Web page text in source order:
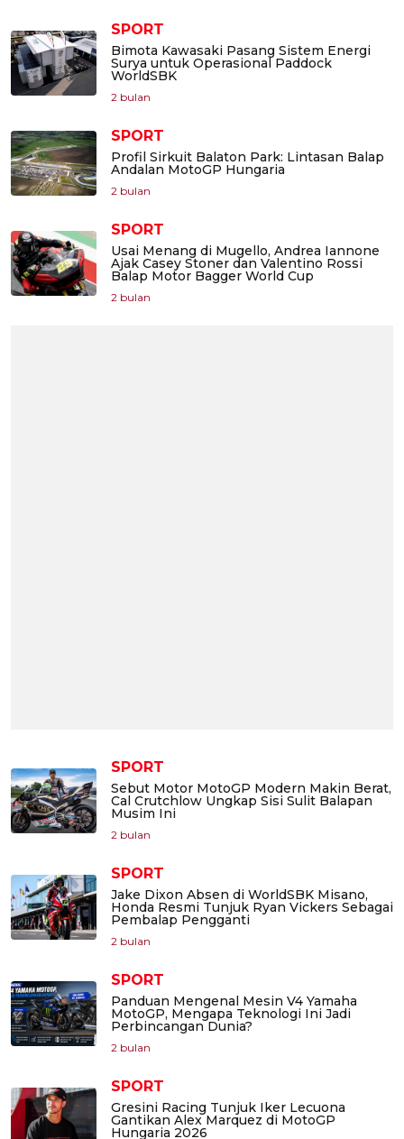
SPORT
Bimota Kawasaki Pasang Sistem Energi
Surya untuk Operasional Paddock
WorldSBK
2 bulan
SPORT
Profil Sirkuit Balaton Park: Lintasan Balap
Andalan MotoGP Hungaria
2 bulan
SPORT
Usai Menang di Mugello, Andrea Iannone
Ajak Casey Stoner dan Valentino Rossi
Balap Motor Bagger World Cup
2 bulan
SPORT
Sebut Motor MotoGP Modern Makin Berat,
Cal Crutchlow Ungkap Sisi Sulit Balapan
Musim Ini
2 bulan
SPORT
Jake Dixon Absen di WorldSBK Misano,
Honda Resmi Tunjuk Ryan Vickers Sebagai
Pembalap Pengganti
2 bulan
SPORT
Panduan Mengenal Mesin V4 Yamaha
MotoGP, Mengapa Teknologi Ini Jadi
Perbincangan Dunia?
2 bulan
SPORT
Gresini Racing Tunjuk Iker Lecuona
Gantikan Alex Marquez di MotoGP
Hungaria 2026